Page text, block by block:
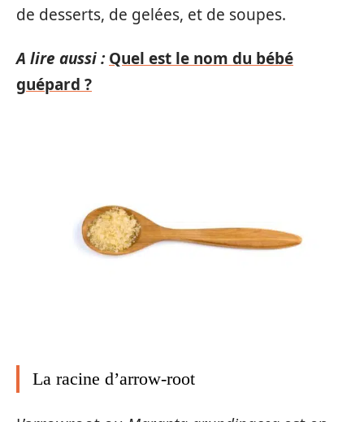
de desserts, de gelées, et de soupes.
A lire aussi : Quel est le nom du bébé
guépard ?
La racine d’arrow-root